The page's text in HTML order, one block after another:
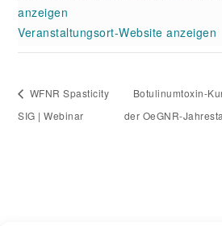
anzeigen
Veranstaltungsort-Website anzeigen
WFNR Spasticity
SIG | Webinar
Botulinumtoxin-
der OeGNR-